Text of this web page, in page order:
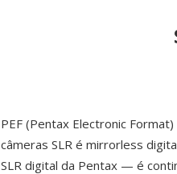
PEF (Pentax Electronic
câmeras SLR é mirrorless
SLR digital da Pentax — é